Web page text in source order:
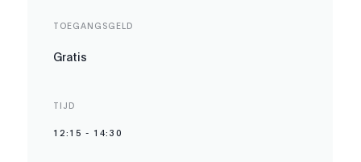
TOEGANGSGELD
Gratis
TIJD
12:15 - 14:30